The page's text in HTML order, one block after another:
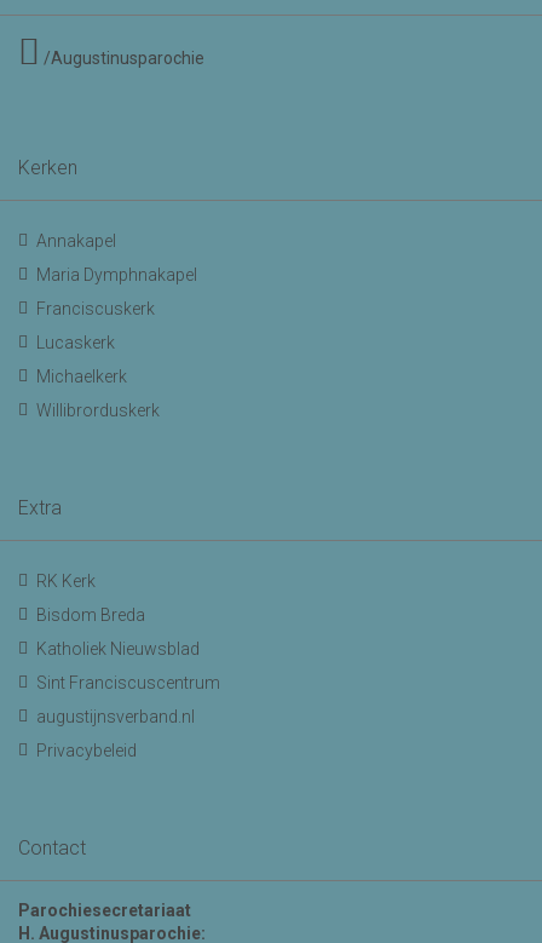
/Augustinusparochie
Kerken
Annakapel
Maria Dymphnakapel
Franciscuskerk
Lucaskerk
Michaelkerk
Willibrorduskerk
Extra
RK Kerk
Bisdom Breda
Katholiek Nieuwsblad
Sint Franciscuscentrum
augustijnsverband.nl
Privacybeleid
Contact
Parochiesecretariaat
H. Augustinusparochie: